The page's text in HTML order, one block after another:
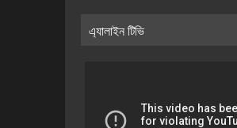
এ্যালাইন টিভি